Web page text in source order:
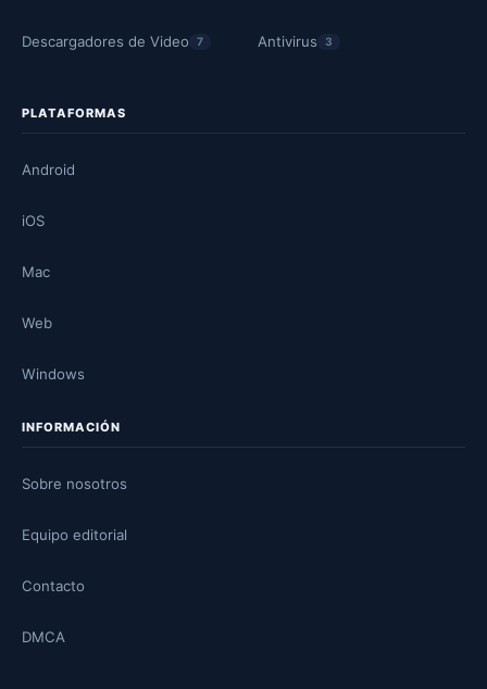
Descargadores de Video 7 Antivirus 3
PLATAFORMAS
Android
iOS
Mac
Web
Windows
INFORMACIÓN
Sobre nosotros
Equipo editorial
Contacto
DMCA